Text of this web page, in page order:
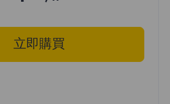
立即購買